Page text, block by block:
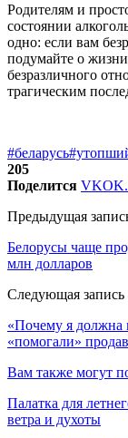
Родителям и
состоянии
одно: если вам
подумайте о
безразличного
трагическим
#беларусь
205
Поделится VK
Предыдущая
Белорусы чаще
млн долларов
Следующая запись
«Почему я должна
«помогали»
Вам также могут
Палатка для
ветра и духоты